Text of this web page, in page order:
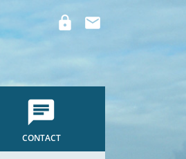
lock mail
chat
CONTACT